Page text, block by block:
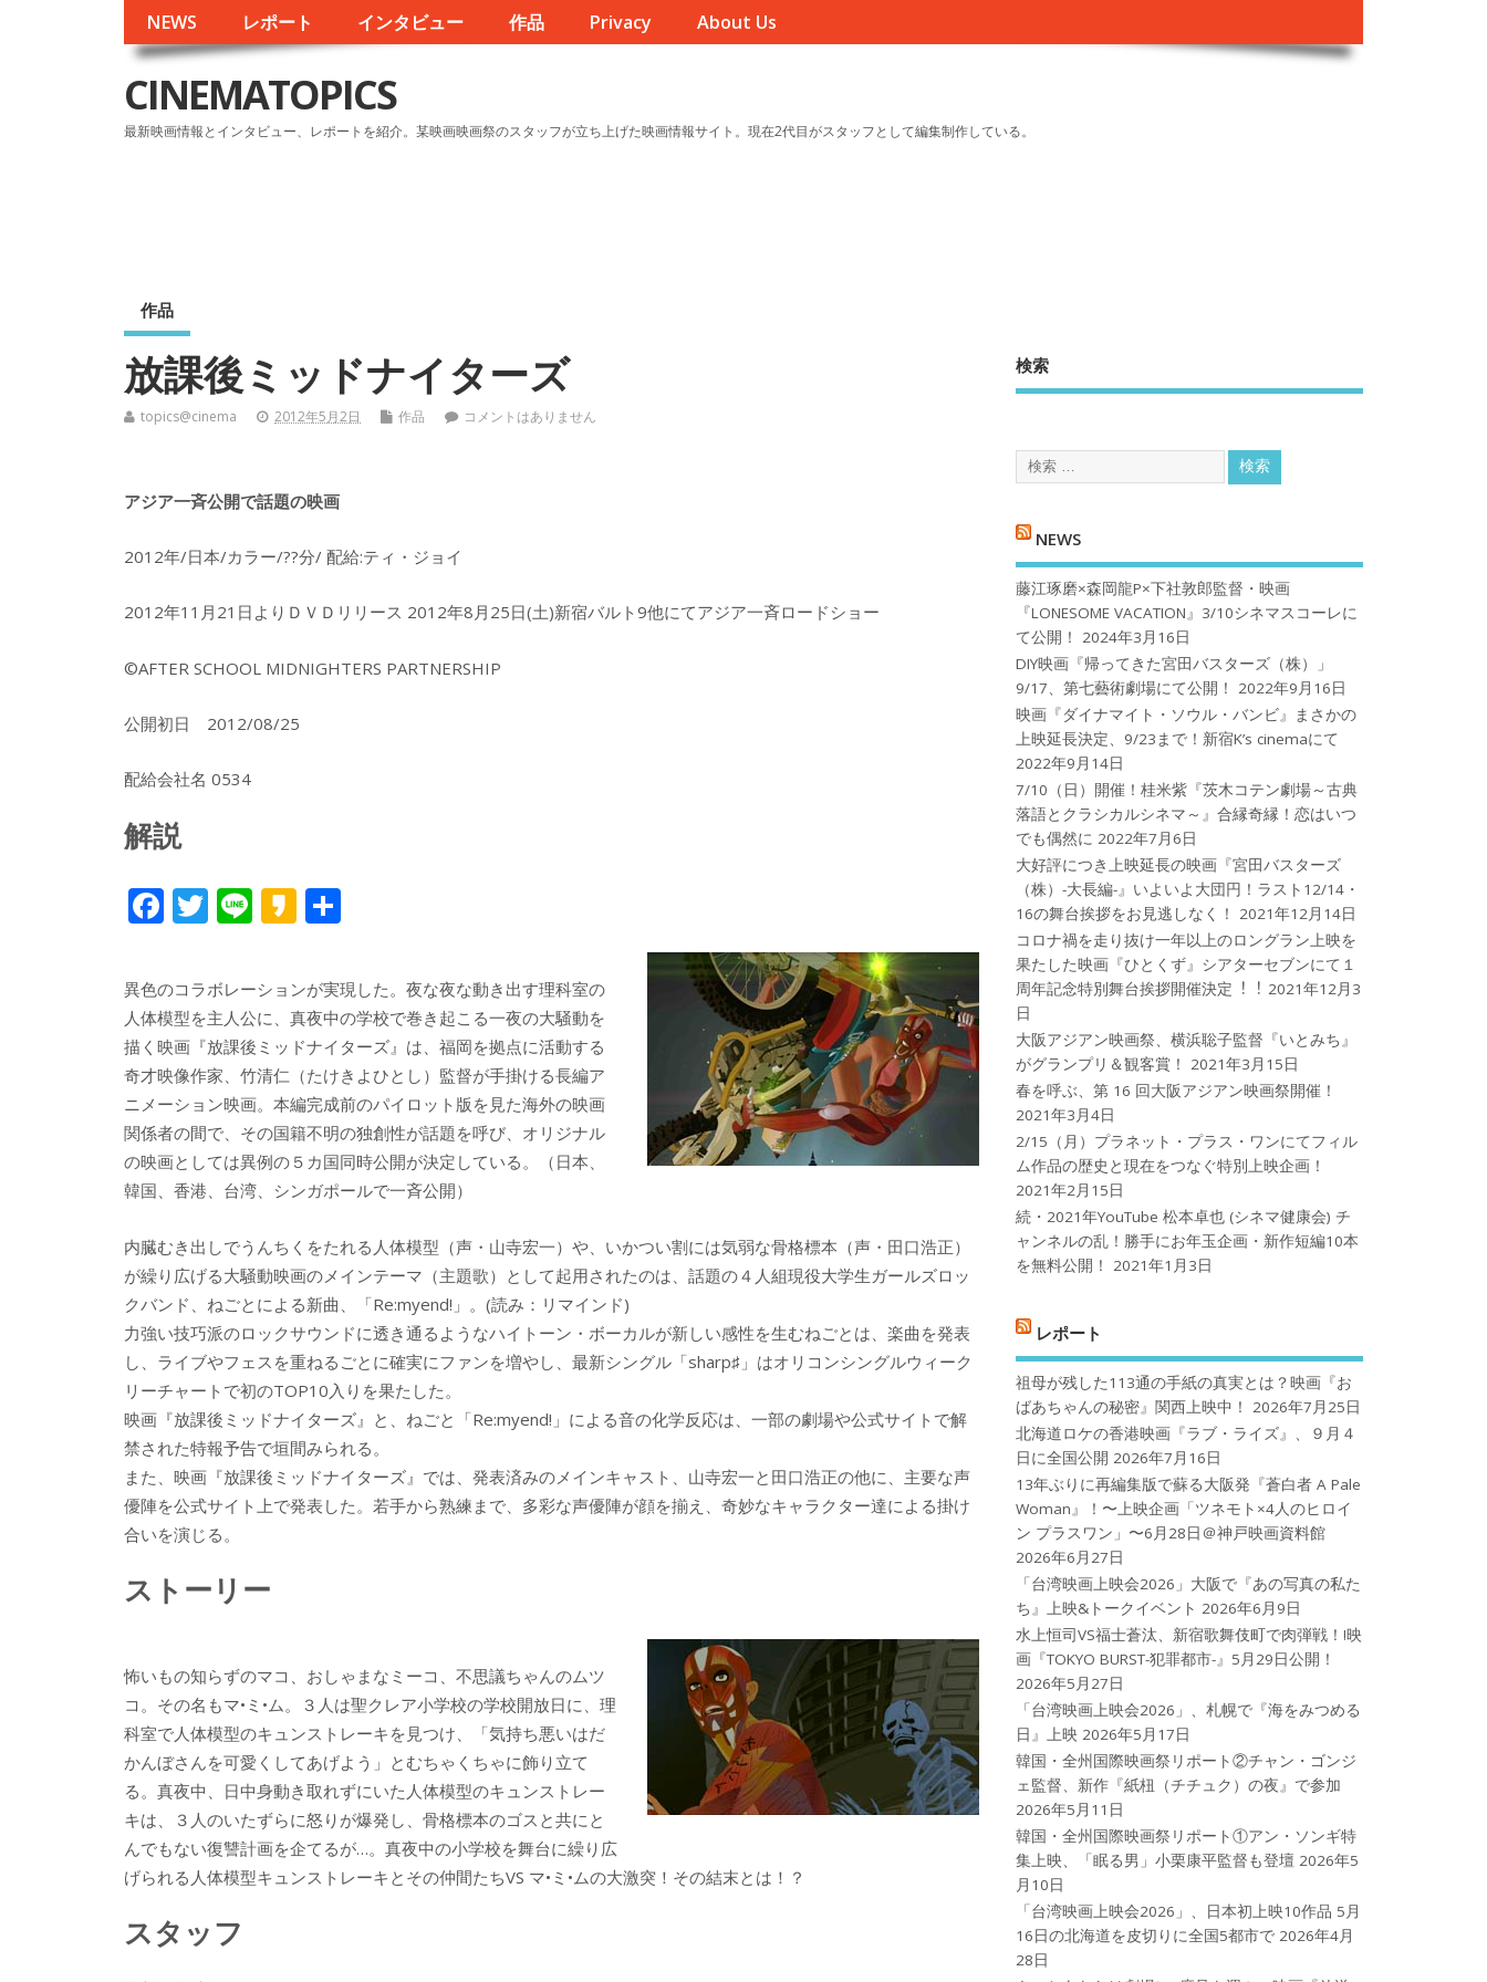
NEWS レポート インタビュー 作品 Privacy About Us
CINEMATOPICS
最新映画情報とインタビュー、レポートを紹介。某映画映画祭のスタッフが立ち上げた映画情報サイト。現在2代目がスタッフとして編集制作している。
作品
放課後ミッドナイターズ
topics@cinema 2012年5月2日 作品 コメントはありません
アジア一斉公開で話題の映画
2012年/日本/カラー/??分/ 配給:ティ・ジョイ
2012年11月21日よりＤＶＤリリース 2012年8月25日(土)新宿バルト9他にてアジア一斉ロードショー
©AFTER SCHOOL MIDNIGHTERS PARTNERSHIP
公開初日 2012/08/25
配給会社名 0534
解説
F
e
b
o
o
k
T
itt
er
Li
e
K
k
a
o
異色のコラボレーションが実現した。夜な夜な動き出す理科室の
人体模型を主人公に、真夜中の学校で巻き起こる一夜の大騒動を
描く映画『放課後ミッドナイターズ』は、福岡を拠点に活動する
奇才映像作家、竹清仁（たけきよひとし）監督が手掛ける長編ア
ニメーション映画。本編完成前のパイロット版を見た海外の映画
関係者の間で、その国籍不明の独創性が話題を呼び、オリジナル
の映画としては異例の５カ国同時公開が決定している。（日本、
韓国、香港、台湾、シンガポールで一斉公開）
内臓むき出しでうんちくをたれる人体模型（声・山寺宏一）や、いかつい割には気弱な骨格標本（声・田口浩正）
が繰り広げる大騒動映画のメインテーマ（主題歌）として起用されたのは、話題の４人組現役大学生ガールズロッ
クバンド、ねごとによる新曲、「Re:myend!」。(読み：リマインド)
力強い技巧派のロックサウンドに透き通るようなハイトーン・ボーカルが新しい感性を生むねごとは、楽曲を発表
し、ライブやフェスを重ねるごとに確実にファンを増やし、最新シングル「sharp♯」はオリコンシングルウィーク
リーチャートで初のTOP10入りを果たした。
映画『放課後ミッドナイターズ』と、ねごと「Re:myend!」による音の化学反応は、一部の劇場や公式サイトで解
禁された特報予告で垣間みられる。
また、映画『放課後ミッドナイターズ』では、発表済みのメインキャスト、山寺宏一と田口浩正の他に、主要な声
優陣を公式サイト上で発表した。若手から熟練まで、多彩な声優陣が顔を揃え、奇妙なキャラクター達による掛け
合いを演じる。
ストーリー
怖いもの知らずのマコ、おしゃまなミーコ、不思議ちゃんのムツ
コ。その名もマ•ミ•ム。３人は聖クレア小学校の学校開放日に、理
科室で人体模型のキュンストレーキを見つけ、「気持ち悪いはだ
かんぼさんを可愛くしてあげよう」とむちゃくちゃに飾り立て
る。真夜中、日中身動き取れずにいた人体模型のキュンストレー
キは、３人のいたずらに怒りが爆発し、骨格標本のゴスと共にと
んでもない復讐計画を企てるが…。真夜中の小学校を舞台に繰り広
げられる人体模型キュンストレーキとその仲間たちVS マ•ミ•ムの大激突！その結末とは！？
スタッフ
検索
NEWS
藤江琢磨×森岡龍P×下社敦郎監督・映画
『LONESOME VACATION』3/10シネマスコーレに
て公開！
2024年3月16日
DIY映画『帰ってきた宮田バスターズ（株）」
9/17、第七藝術劇場にて公開！
2022年9月16日
映画『ダイナマイト・ソウル・バンビ』まさかの
上映延長決定、9/23まで！新宿K’s cinemaにて
2022年9月14日
7/10（日）開催！桂米紫『茨木コテン劇場～古典
落語とクラシカルシネマ～』合縁奇縁！恋はいつ
でも偶然に 2022年7月6日
大好評につき上映延長の映画『宮田バスターズ
（株）-大長編-』いよいよ大団円！ラスト12/14・
16の舞台挨拶をお見逃しなく！
2021年12月14日
コロナ禍を⾛り抜け⼀年以上のロングラン上映を
果たした映画『ひとくず』シアターセブンにて１
周年記念特別舞台挨拶開催決定︕︕ 2021年12月3
日
大阪アジアン映画祭、横浜聡子監督『いとみち』
がグランプリ＆観客賞！
2021年3月15日
春を呼ぶ、第 16 回大阪アジアン映画祭開催！
2021年3月4日
2/15（月）プラネット・プラス・ワンにてフィル
ム作品の歴史と現在をつなぐ特別上映企画！
2021年2月15日
続・2021年YouTube 松本卓也 (シネマ健康会) チ
ャンネルの乱！勝手にお年玉企画・新作短編10本
を無料公開！
2021年1月3日
レポート
祖母が残した113通の手紙の真実とは？映画『お
ばあちゃんの秘密』関西上映中！
2026年7月25日
北海道ロケの香港映画『ラブ・ライズ』、９月４
日に全国公開 2026年7月16日
13年ぶりに再編集版で蘇る大阪発『蒼白者 A Pale
Woman』！〜上映企画「ツネモト×4人のヒロイ
ン プラスワン」〜6月28日＠神戸映画資料館
2026年6月27日
「台湾映画上映会2026」大阪で『あの写真の私た
ち』上映&トークイベント 2026年6月9日
水上恒司VS福士蒼汰、新宿歌舞伎町で肉弾戦！!映
画『TOKYO BURST-犯罪都市-』5月29日公開！
2026年5月27日
「台湾映画上映会2026」、札幌で『海をみつめる
日』上映 2026年5月17日
韓国・全州国際映画祭リポート②チャン・ゴンジ
ェ監督、新作『紙杻（チチュク）の夜』で参加
2026年5月11日
韓国・全州国際映画祭リポート①アン・ソンギ特
集上映、「眠る男」小栗康平監督も登壇 2026年5
月10日
「台湾映画上映会2026」、日本初上映10作品 5月
16日の北海道を皮切りに全国5都市で 2026年4月
28日